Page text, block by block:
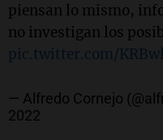
piensan lo mismo,
no investigan los
pic.twitter.com/
— Alfredo Cornejo
2022